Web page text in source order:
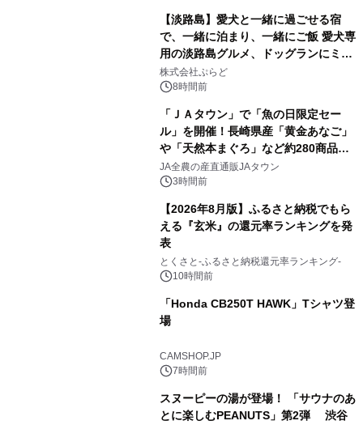
【淡路島】愛犬と一緒に過ごせる宿
で、一緒に泊まり、一緒にご飯 愛犬専
用の淡路島グルメ、ドッグランにミニ
プール グランピングとトレーラーハウ
スの2施設で
株式会社ぷらど
8時間前
「ＪＡタウン」で「魚の日限定セー
ル」を開催！長崎県産「黄金あなご」
や「天然本まぐろ」など約280商品を
販売！～毎月１０日の定例企画～
JA全農の産直通販JAタウン
3時間前
【2026年8月版】ふるさと納税でもら
える『玄米』の還元率ランキングを発
表
とくさと-ふるさと納税還元率ランキング-
10時間前
「Honda CB250T HAWK」Tシャツ登
場
CAMSHOP.JP
7時間前
スヌーピーの湯が登場！ 「サウナのあ
とに楽しむPEANUTS」第2弾 渋谷